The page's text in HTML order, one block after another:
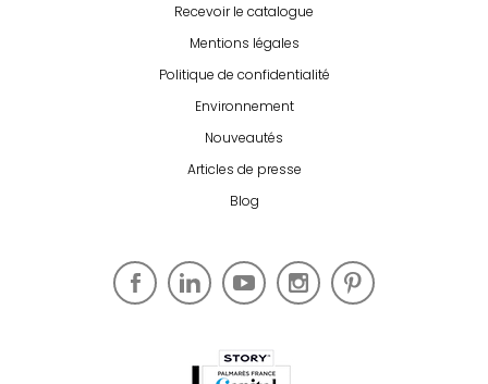
Recevoir le catalogue
Mentions légales
Politique de confidentialité
Environnement
Nouveautés
Articles de presse
Blog